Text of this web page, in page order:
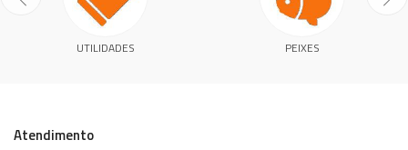
UTILIDADES PEIXES
Atendimento